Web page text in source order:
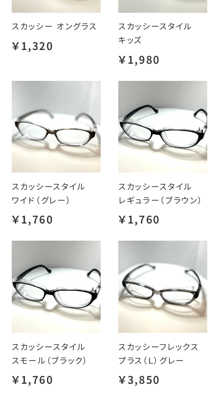
スカッシー オングラス
￥1,320
スカッシースタイル
キッズ
￥1,980
スカッシースタイル
ワイド（グレー）
￥1,760
スカッシースタイル
レギュラー（ブラウン）
￥1,760
スカッシースタイル
スモール（ブラック）
￥1,760
スカッシーフレックス
プラス（Ｌ）グレー
￥3,850